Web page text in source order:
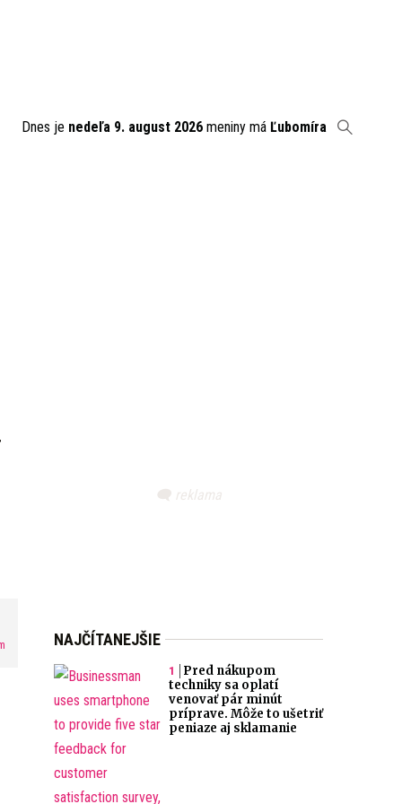
Dnes je nedeľa 9. august 2026 meniny má Ľubomíra
NAJČÍTANEJŠIE
Pred nákupom
techniky sa oplatí
venovať pár minút
príprave. Môže to ušetriť
peniaze aj sklamanie